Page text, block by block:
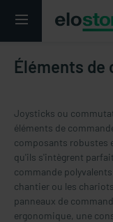
Éléments de
Joysticks ou
éléments de
composants robustes
qu'ils s'intègrent
commande
chantier ou les
panneaux de
ergonomique, une